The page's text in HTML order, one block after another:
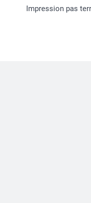
Impression pas